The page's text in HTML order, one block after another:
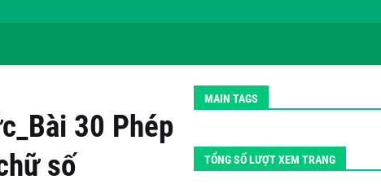
30 Phép
số
MAIN TAGS
TỔNG SỐ LƯỢT XEM TRANG